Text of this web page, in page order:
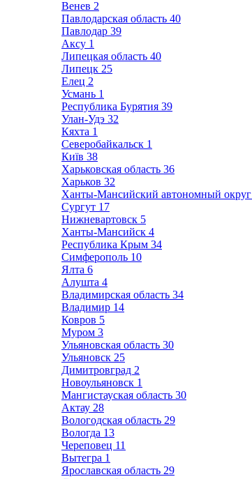
Венев 2
Павлодарская область 40
Павлодар 39
Аксу 1
Липецкая область 40
Липецк 25
Елец 2
Усмань 1
Республика Бурятия 39
Улан-Удэ 32
Кяхта 1
Северобайкальск 1
Київ 38
Харьковская область 36
Харьков 32
Ханты-Мансийский автономный округ
Сургут 17
Нижневартовск 5
Ханты-Мансийск 4
Республика Крым 34
Симферополь 10
Ялта 6
Алушта 4
Владимирская область 34
Владимир 14
Ковров 5
Муром 3
Ульяновская область 30
Ульяновск 25
Димитровград 2
Новоульяновск 1
Мангистауская область 30
Актау 28
Вологодская область 29
Вологда 13
Череповец 11
Вытегра 1
Ярославская область 29